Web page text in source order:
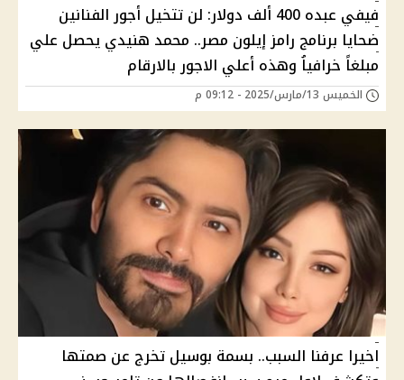
فيفي عبده 400 ألف دولار: لن تتخيل أجور الفنانين
ضحايا برنامج رامز إيلون مصر.. محمد هنيدي يحصل علي
مبلغاً خرافياُ وهذه أعلي الاجور بالارقام
الخميس 13/مارس/2025 - 09:12 م
اخيرا عرفنا السبب.. بسمة بوسيل تخرج عن صمتها